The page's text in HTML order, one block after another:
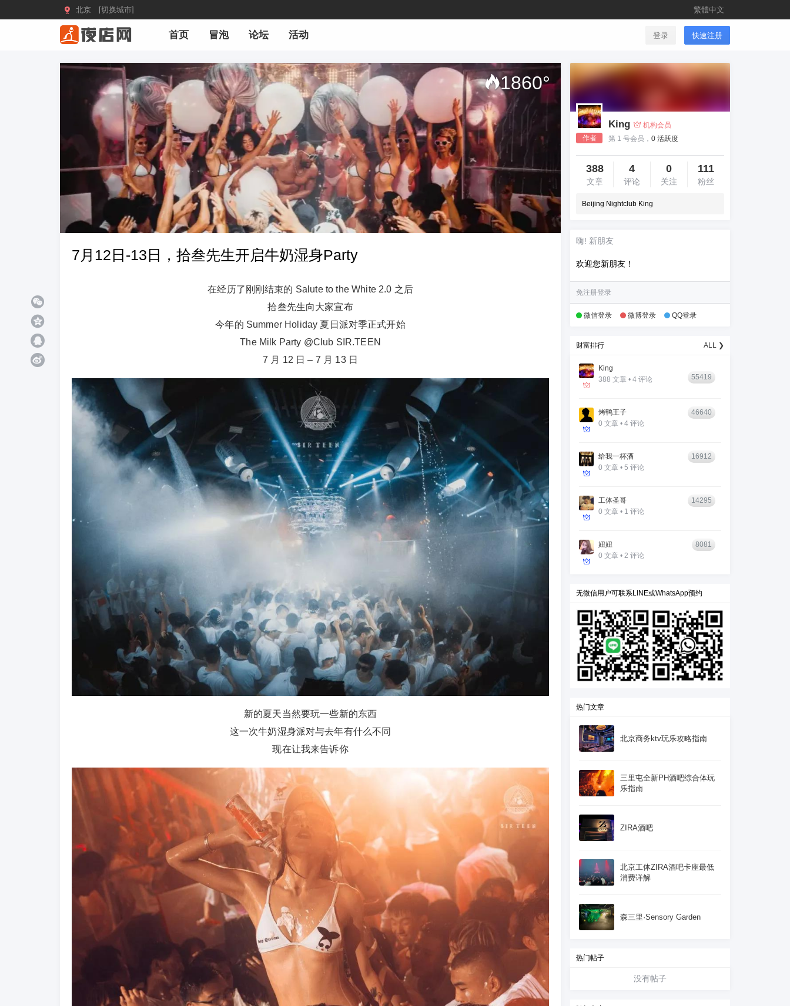
 北京 [切换城市] 繁體中文
首页 冒泡 论坛 活动 登录 快速注册
1860°
7月12日-13日，拾叁先生开启牛奶湿身Party
在经历了刚刚结束的 Salute to the White 2.0 之后
拾叁先生向大家宣布
今年的 Summer Holiday 夏日派对季正式开始
The Milk Party @Club SIR.TEEN
7 月 12 日 – 7 月 13 日
新的夏天当然要玩一些新的东西
这一次牛奶湿身派对与去年有什么不同
现在让我来告诉你
作者
King
机构会员
第 1 号会员，0 活跃度
388
文章
4
评论
0
关注
111
粉丝
Beijing Nightclub King
嗨! 新朋友
欢迎您新朋友！
免注册登录
微信登录 微博登录 QQ登录
财富排行 ALL ❯
King
388 文章 • 4 评论
55419
烤鸭王子
0 文章 • 4 评论
46640
给我一杯酒
0 文章 • 5 评论
16912
工体圣哥
0 文章 • 1 评论
14295
妞妞
0 文章 • 2 评论
8081
无微信用户可联系LINE或WhatsApp预约
热门文章
北京商务ktv玩乐攻略指南
三里屯全新PH酒吧综合体玩
乐指南
ZIRA酒吧
北京工体ZIRA酒吧卡座最低
消费详解
森三里·Sensory Garden
热门帖子
没有帖子